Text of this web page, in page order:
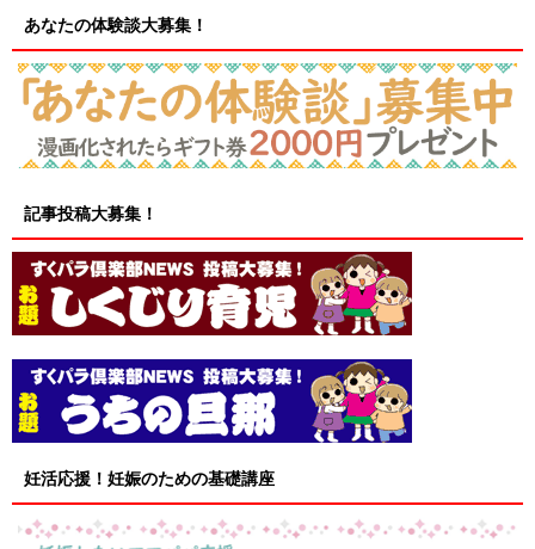
あなたの体験談大募集！
記事投稿大募集！
妊活応援！妊娠のための基礎講座